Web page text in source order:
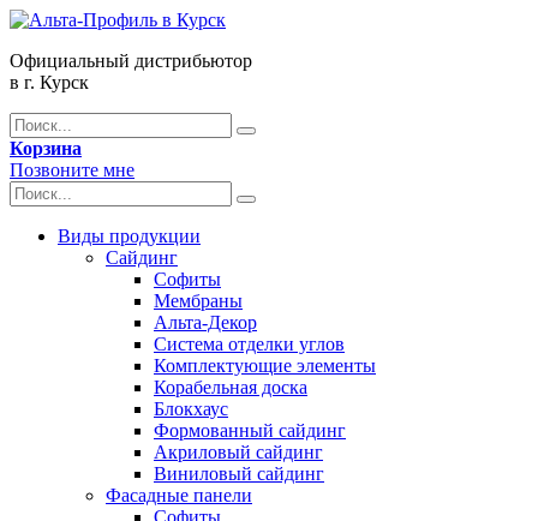
Официальный дистрибьютор
в г. Курск
Корзина
Позвоните мне
Виды продукции
Сайдинг
Софиты
Мембраны
Альта-Декор
Система отделки углов
Комплектующие элементы
Корабельная доска
Блокхаус
Формованный сайдинг
Акриловый сайдинг
Виниловый сайдинг
Фасадные панели
Софиты